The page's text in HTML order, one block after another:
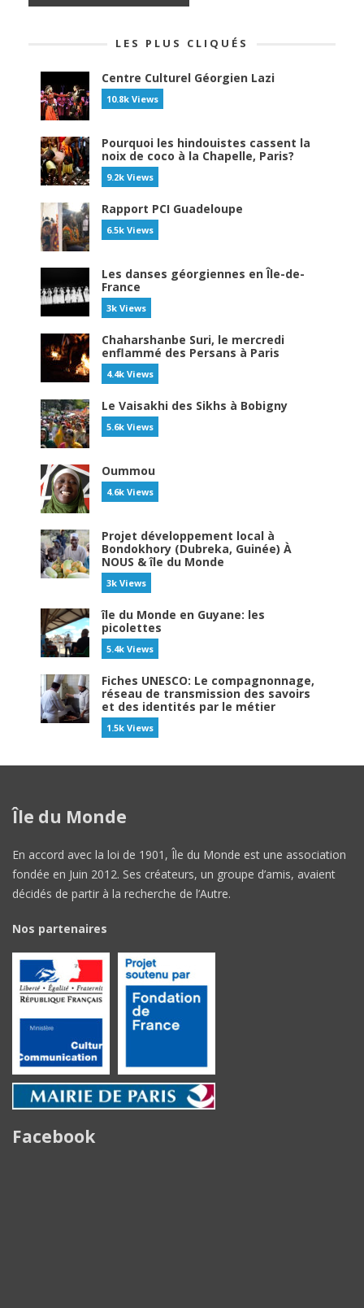
LES PLUS CLIQUÉS
Centre Culturel Géorgien Lazi
10.8k Views
Pourquoi les hindouistes cassent la
noix de coco à la Chapelle, Paris?
9.2k Views
Rapport PCI Guadeloupe
6.5k Views
Les danses géorgiennes en Île-de-
France
3k Views
Chaharshanbe Suri, le mercredi
enflammé des Persans à Paris
4.4k Views
Le Vaisakhi des Sikhs à Bobigny
5.6k Views
Oummou
4.6k Views
Projet développement local à
Bondokhory (Dubreka, Guinée) À
NOUS & île du Monde
3k Views
île du Monde en Guyane: les
picolettes
5.4k Views
Fiches UNESCO: Le compagnonnage,
réseau de transmission des savoirs
et des identités par le métier
1.5k Views
Île du Monde
En accord avec la loi de 1901, Île du Monde est une association
fondée en Juin 2012. Ses créateurs, un groupe d’amis, avaient
décidés de partir à la recherche de l’Autre.
Nos partenaires
Facebook